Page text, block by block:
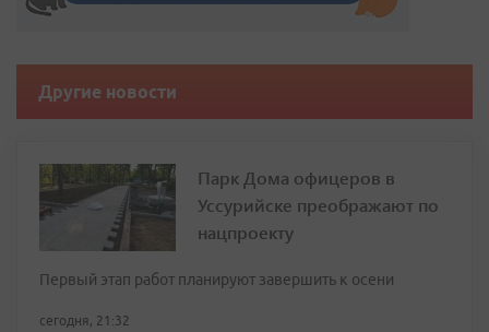
Другие новости
Парк Дома офицеров в
Уссурийске преображают по
нацпроекту
Первый этап работ планируют завершить к осени
сегодня, 21:32